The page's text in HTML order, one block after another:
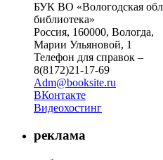
БУК ВО «Вологодская
библиотека»
Россия, 160000, Вологда,
Марии Ульяновой, 1
Телефон для справок –
8(8172)21-17-69
Adm@booksite.ru
ВКонтакте
Видеохостинг
реклама